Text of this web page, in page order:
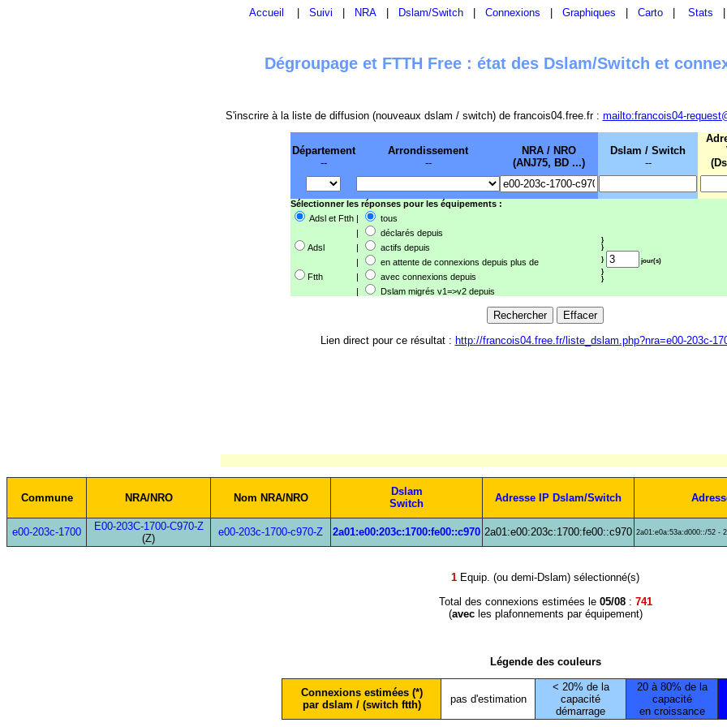
Accueil Suivi NRA Dslam/Switch Connexions Graphiques Carto Stats
Dégroupage et FTTH Free : état des Dslam/Switch et
S'inscrire à la liste de diffusion (nouveaux dslam / switch) de francois04.free.fr : mailto:francois04-
Département
--
Arrondissement
--
NRA / NRO
(ANJ75, BD ...)
Dslam / Switch
--
Sélectionner les réponses pour les équipements :
Adsl et Ftth |
tous
|
déclarés depuis
}
}
}
jour(s)
}
}
Adsl |
actifs depuis
|
en attente de connexions depuis plus de
Ftth
|
avec connexions depuis
|
Dslam migrés v1=>v2 depuis
Lien direct pour ce résultat : http://francois04.free.fr/liste_dslam.php?nra=e00-203c-
Commune NRA/NRO Nom NRA/NRO
Dslam
Switch
Adresse IP Dslam/Switch
e00-203c-1700
E00-203C-1700-C970-Z
(Z)
e00-203c-1700-c970-Z 2a01:e00:203c:1700:fe00::c970 2a01:e00:203c:1700:fe00::c970 2a01:e0a:53a:d000::/52 -
1 Equip. (ou demi-Dslam) sélectionné(s)
Total des connexions estimées le 05/08: 741
(avecles plafonnements par équipement)
Légende des couleurs
Connexions estimées (*)
par dslam / (switch ftth)
pas d'estimation
< 20% de la
capacité
démarrage
20 à 80% de la
capacité
en croissance